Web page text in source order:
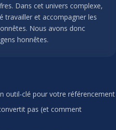
Dans cet univers complexe,
travailler et accompagner les
Nous avons donc
honnêtes.
outil-clé pour votre référencement
pas (et comment